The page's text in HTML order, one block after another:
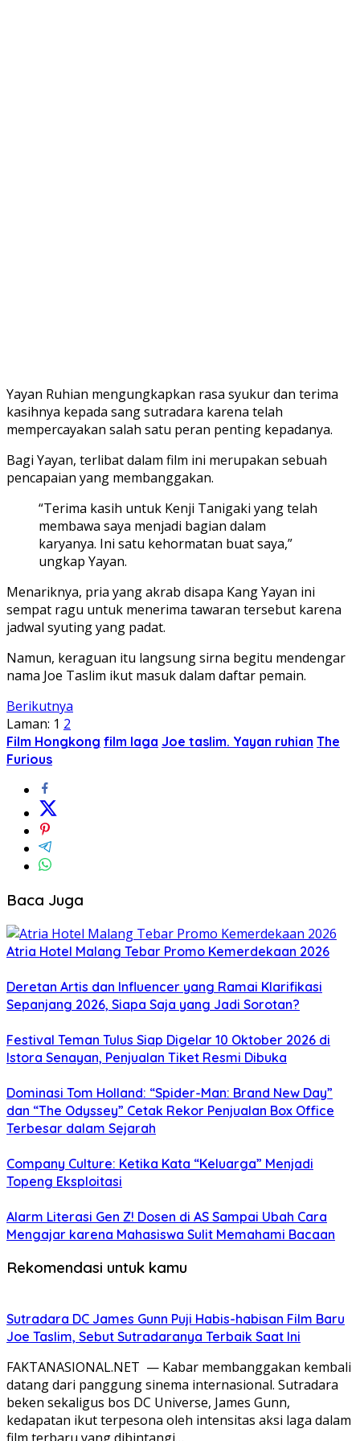
Yayan Ruhian mengungkapkan rasa syukur dan terima
kasihnya kepada sang sutradara karena telah
mempercayakan salah satu peran penting kepadanya.
Bagi Yayan, terlibat dalam film ini merupakan sebuah
pencapaian yang membanggakan.
“Terima kasih untuk Kenji Tanigaki yang telah
membawa saya menjadi bagian dalam
karyanya. Ini satu kehormatan buat saya,”
ungkap Yayan.
Menariknya, pria yang akrab disapa Kang Yayan ini
sempat ragu untuk menerima tawaran tersebut karena
jadwal syuting yang padat.
Namun, keraguan itu langsung sirna begitu mendengar
nama Joe Taslim ikut masuk dalam daftar pemain.
Berikutnya
Laman: 1 2
Film Hongkong film laga Joe taslim. Yayan ruhian The
Furious
Baca Juga
Atria Hotel Malang Tebar Promo Kemerdekaan 2026
Deretan Artis dan Influencer yang Ramai Klarifikasi
Sepanjang 2026, Siapa Saja yang Jadi Sorotan?
Festival Teman Tulus Siap Digelar 10 Oktober 2026 di
Istora Senayan, Penjualan Tiket Resmi Dibuka
Dominasi Tom Holland: “Spider-Man: Brand New Day”
dan “The Odyssey” Cetak Rekor Penjualan Box Office
Terbesar dalam Sejarah
Company Culture: Ketika Kata “Keluarga” Menjadi
Topeng Eksploitasi
Alarm Literasi Gen Z! Dosen di AS Sampai Ubah Cara
Mengajar karena Mahasiswa Sulit Memahami Bacaan
Rekomendasi untuk kamu
Sutradara DC James Gunn Puji Habis-habisan Film Baru
Joe Taslim, Sebut Sutradaranya Terbaik Saat Ini
FAKTANASIONAL.NET — Kabar membanggakan kembali
datang dari panggung sinema internasional. Sutradara
beken sekaligus bos DC Universe, James Gunn,
kedapatan ikut terpesona oleh intensitas aksi laga dalam